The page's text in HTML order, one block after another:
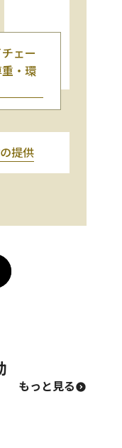
ェー
・環
提供
もっと見る